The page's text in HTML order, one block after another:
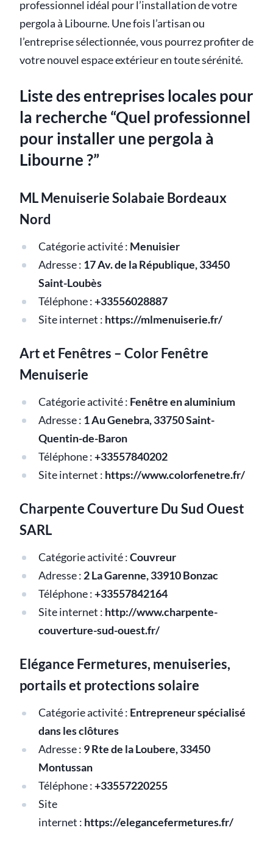
professionnel idéal pour l’installation de votre
pergola à Libourne. Une fois l’artisan ou
l’entreprise sélectionnée, vous pourrez profiter de
votre nouvel espace extérieur en toute sérénité.
Liste des entreprises locales pour
la recherche “Quel professionnel
pour installer une pergola à
Libourne ?”
ML Menuiserie Solabaie Bordeaux
Nord
Catégorie activité : Menuisier
Adresse : 17 Av. de la République, 33450
Saint-Loubès
Téléphone :+33556028887
Site internet : https://mlmenuiserie.fr/
Art et Fenêtres – Color Fenêtre
Menuiserie
Catégorie activité : Fenêtre en aluminium
Adresse : 1 Au Genebra, 33750 Saint-
Quentin-de-Baron
Téléphone :+33557840202
Site internet : https://www.colorfenetre.fr/
Charpente Couverture Du Sud Ouest
SARL
Catégorie activité :Couvreur
Adresse :2 La Garenne, 33910 Bonzac
Téléphone :+33557842164
Site internet : http://www.charpente-
couverture-sud-ouest.fr/
Elégance Fermetures, menuiseries,
portails et protections solaire
Catégorie activité : Entrepreneur spécialisé
dans les clôtures
Adresse : 9 Rte de la Loubere, 33450
Montussan
Téléphone :+33557220255
Site
internet : https://elegancefermetures.fr/